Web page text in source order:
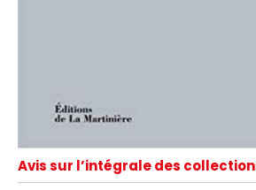
Avis sur l’intégrale des